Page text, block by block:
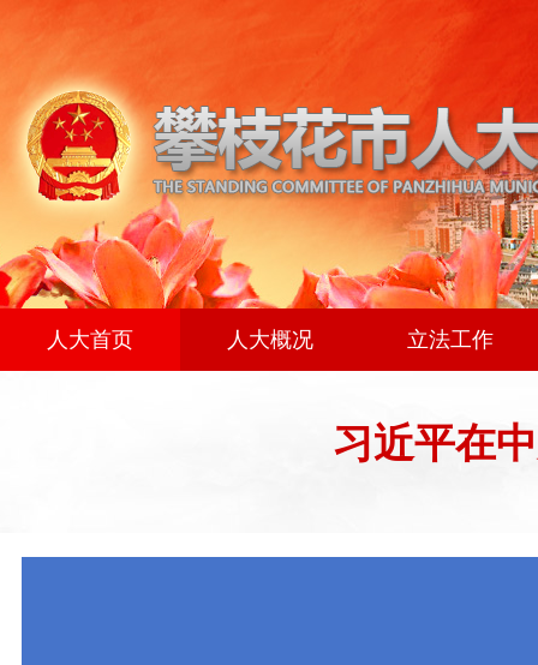
人大首页 人大概况 立法工作
习近平在